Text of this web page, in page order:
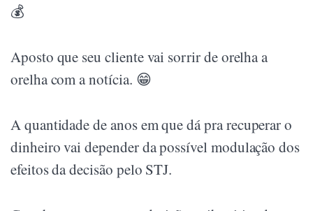
💰
Aposto que seu cliente vai sorrir de orelha a
orelha com a notícia. 😁
A quantidade de anos em que dá pra recuperar o
dinheiro vai depender da possível modulação dos
efeitos da decisão pelo STJ.